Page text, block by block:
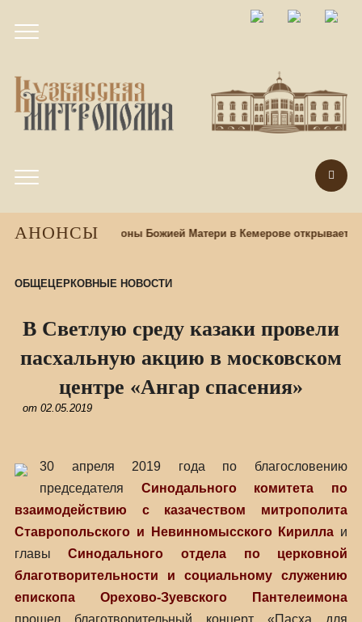
АНОНСЫ
храме Казанской иконы Божией Матери в Кемерове открывается
ОБЩЕЦЕРКОВНЫЕ НОВОСТИ
В Светлую среду казаки провели
пасхальную акцию в московском
центре «Ангар спасения»
от 02.05.2019
30 апреля 2019 года по благословению
председателя Синодального комитета по
взаимодействию с казачеством
митрополита
Ставропольского и Невинномысского Кирилла и
главыСинодального отдела по церковной
благотворительности и социальному служению
епископа Орехово-Зуевского Пантелеимона
прошел благотворительный концерт «Пасха для